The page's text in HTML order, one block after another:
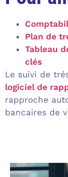
Plan de
Tableau
clés
Le suivi de
logiciel de
rapproche
bancaires de